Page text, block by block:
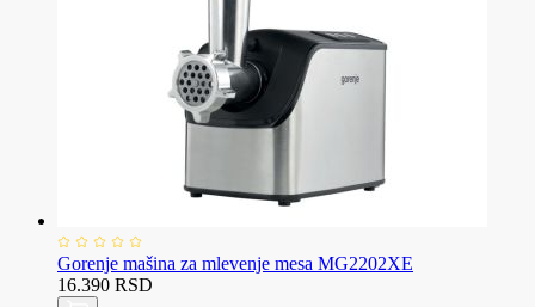
Gorenje mašina za mlevenje mesa MG2202XE
16.390 RSD